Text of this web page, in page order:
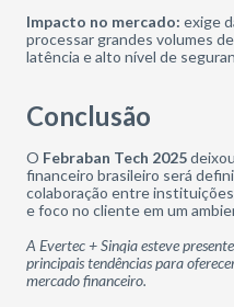
Impacto no mercado: exige
processar grandes volumes
latência e alto nível de
Conclusão
O Febraban Tech 2025
financeiro brasileiro será
colaboração entre
e foco no cliente em um
A Evertec + Sinqia esteve
principais tendências para
mercado financeiro.